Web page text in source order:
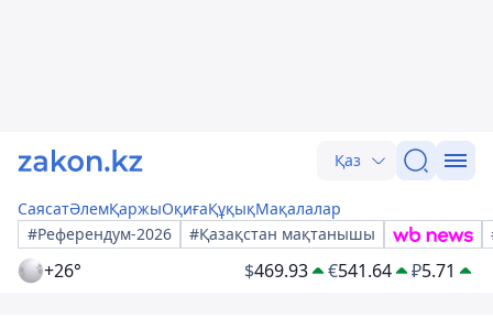
Қаз
СаясатӘлемҚаржыОқиғаҚұқықМақалалар
#Референдум-2026
#Қазақстан мақтанышы
+26° $469.93 €541.64 ₽5.71